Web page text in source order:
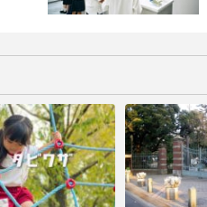
南4-26-4GoogleMapで見る）
22:00 15分 300円 22:00-08:00 30
新の料金をご確認下さい。